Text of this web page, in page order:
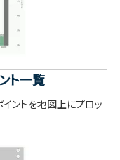
ト一覧
ントを地図上にプロッ